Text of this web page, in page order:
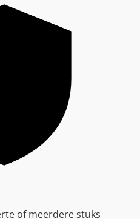
of meerdere stuks